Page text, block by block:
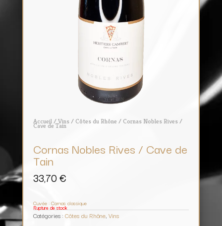
Accueil/Vins/ Côtes du Rhône / Cornas Nobles Rives /
Cave de Tain
Cornas Nobles Rives / Cave de
Tain
33,70€
Cuvée : Cornas classique
Rupture de stock
Catégories : Côtes du Rhône, Vins